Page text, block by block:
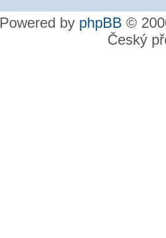
Powered by phpBB ©
Český